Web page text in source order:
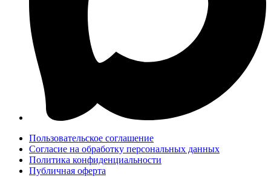
Пользовательское соглашение
Согласие на обработку персональных данных
Политика конфиденциальности
Публичная оферта